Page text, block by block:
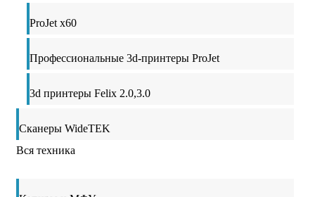
ProJet x60
Профессиональные 3d-принтеры ProJet
3d принтеры Felix 2.0,3.0
Сканеры WideTEK
Вся техника